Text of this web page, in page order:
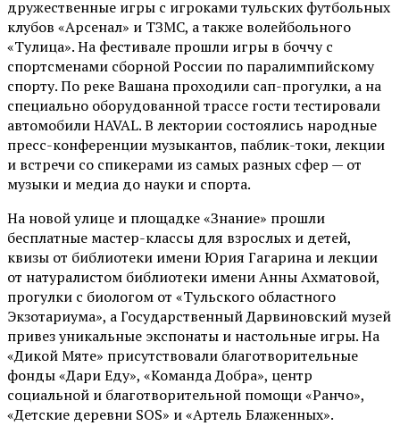
дружественные игры с игроками тульских футбольных
клубов «Арсенал» и ТЗМС, а также волейбольного
«Тулица». На фестивале прошли игры в боччу с
спортсменами сборной России по паралимпийскому
спорту. По реке Вашана проходили сап-прогулки, а на
специально оборудованной трассе гости тестировали
автомобили HAVAL. В лектории состоялись народные
пресс-конференции музыкантов, паблик-токи, лекции
и встречи со спикерами из самых разных сфер — от
музыки и медиа до науки и спорта.
На новой улице и площадке «Знание» прошли
бесплатные мастер-классы для взрослых и детей,
квизы от библиотеки имени Юрия Гагарина и лекции
от натуралистом библиотеки имени Анны Ахматовой,
прогулки с биологом от «Тульского областного
Экзотариума», а Государственный Дарвиновский музей
привез уникальные экспонаты и настольные игры. На
«Дикой Мяте» присутствовали благотворительные
фонды «Дари Еду», «Команда Добра», центр
социальной и благотворительной помощи «Ранчо»,
«Детские деревни SOS» и «Артель Блаженных».